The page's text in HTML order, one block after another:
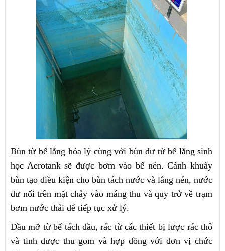
Bùn từ bể lắng hóa lý cùng với bùn dư từ bể lắng sinh
học Aerotank sẽ được bơm vào bể nén. Cánh khuấy
bùn tạo điều kiện cho bùn tách nước và lắng nén, nước
dư nổi trên mặt chảy vào máng thu và quy trở về trạm
bơm nước thải để tiếp tục xử lý.
Dầu mỡ từ bể tách dầu, rác từ các thiết bị lược rác thô
và tinh được thu gom và hợp đồng với đơn vị chức